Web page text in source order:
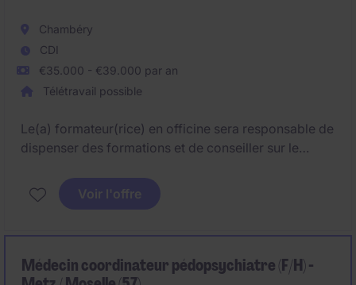
Chambéry
CDI
€35.000 - €39.000 par an
Télétravail possible
Le(a) formateur(rice) en officine sera responsable de
dispenser des formations et de conseiller sur le
secteur des sciences de la vie nécessite une
expertise en formation et en merchandising pour
Voir l'offre
Médecin coordinateur pédopsychiatre (F/H) -